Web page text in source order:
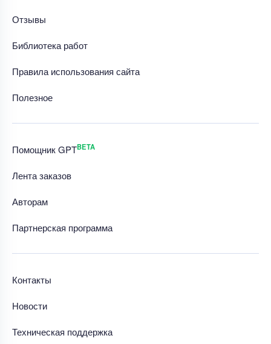
Отзывы
Библиотека работ
Правила использования сайта
Полезное
Помощник GPTBETA
Лента заказов
Авторам
Партнерская программа
Контакты
Новости
Техническая поддержка